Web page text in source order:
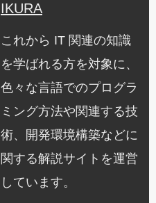
IKURA
これから IT 関連の知識
を学ばれる方を対象に、
色々な言語でのプログラ
ミング方法や関連する技
術、開発環境構築などに
関する解説サイトを運営
しています。